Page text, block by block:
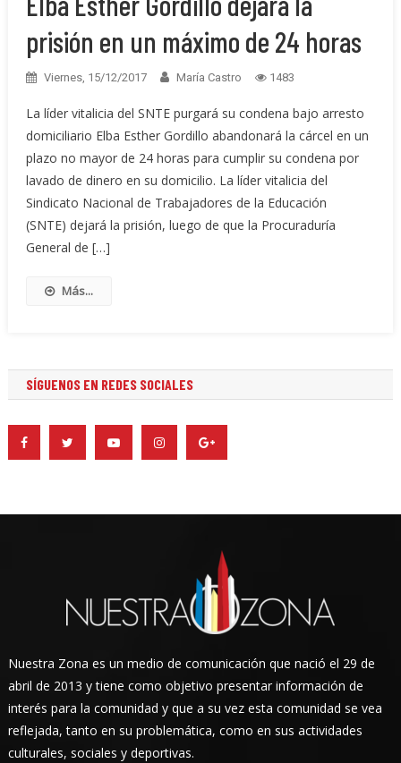
prisión en un máximo de 24 horas
Viernes, 15/12/2017 María Castro 1483
La líder vitalicia del SNTE purgará su condena bajo arresto
domiciliario Elba Esther Gordillo abandonará la cárcel en un
plazo no mayor de 24 horas para cumplir su condena por
lavado de dinero en su domicilio. La líder vitalicia del
Sindicato Nacional de Trabajadores de la Educación
(SNTE) dejará la prisión, luego de que la Procuraduría
General de […]
Más...
SÍGUENOS EN REDES SOCIALES
Nuestra Zona es un medio de comunicación que nació el 29 de
abril de 2013 y tiene como objetivo presentar información de
interés para la comunidad y que a su vez esta comunidad se vea
reflejada, tanto en su problemática, como en sus actividades
culturales, sociales y deportivas.